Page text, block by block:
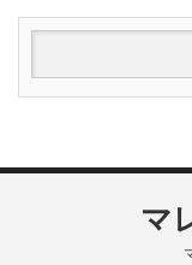
マ